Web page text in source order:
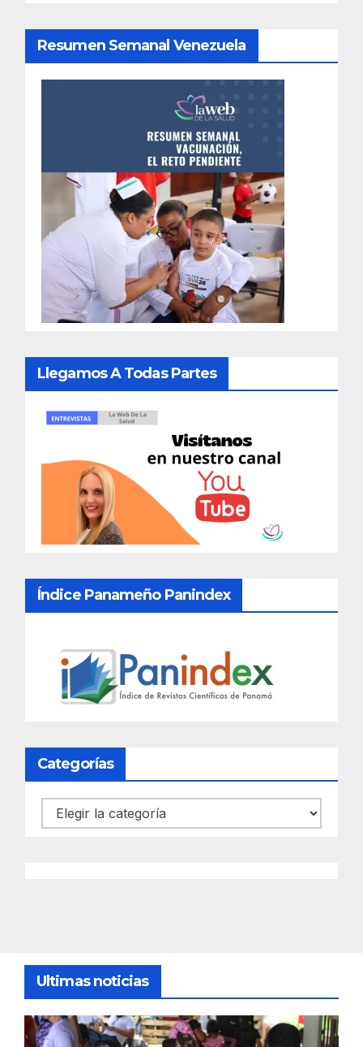
Resumen Semanal Venezuela
Llegamos A Todas Partes
Índice Panameño Panindex
Categorías
Categorías
Ultimas noticias